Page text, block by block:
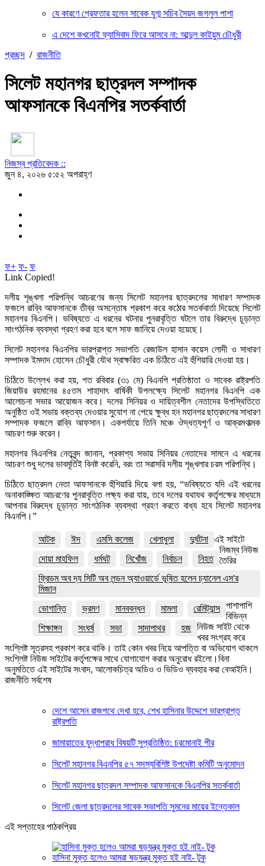
যে কারণে গ্রেফতার হলেন সাবেক যুগ্ম সচিব সৈয়দ জগলুল পাশা
এ দেশে কখনোই ফ্যাসিবাদ ফিরে আসবে না: আব্দুল কাইয়ুম চৌধুরী
প্রচ্ছদ / রাজনীতি
সিলেট মহানগর ছাত্রদল সম্পাদক
আফসানকে বিএনপির সতর্কবার্তা
নিজস্ব প্রতিবেদক ::
জুন ৪, ২০২৬ ৫:৫২ অপরাহ্ণ
ফ+ ফ- ফ
Link Copied!
দলীয় শৃঙ্খলা পরিপন্থি আচরণের জন্য সিলেট মহানগর ছাত্রদলের সাধারণ সম্পাদক
ফজলে রাব্বি আফসানকে তীব্র অসন্তোষ প্রকাশ করে কঠোর সতর্কবার্তা দিয়েছে সিলেট
মহানগর বিএনপি। ভবিষ্যতে এ ধরনের ঘটনার পুনরাবৃত্তি ঘটলে তার বিরুদ্ধে চূড়ান্ত
সাংগঠনিক ব্যবস্থা গ্রহণ করা হবে বলে সাফ জানিয়ে দেওয়া হয়েছে।
সিলেট মহানগর বিএনপির ভারপ্রাপ্ত সভাপতি রেজাউল হাসান কয়েস লোদী ও সাধারণ
সম্পাদক ইমদাদ হোসেন চৌধুরী যৌথ স্বাক্ষরিত এক চিঠিতে এই হুঁশিয়ারি দেওয়া হয়।
চিঠিতে উল্লেখ করা হয়, গত রবিবার (৩১ মে) বিএনপি প্রতিষ্ঠাতা ও সাবেক রাষ্ট্রপতি
জিয়াউর রহমানের ৪৫তম শাহাদাৎ বার্ষিকী উপলক্ষ্যে সিলেট মহানগর বিএনপি এক
আলোচনা সভার আয়োজন করে। দলের সিনিয়র ও দায়িত্বশীল নেতাদের উপস্থিতিতে
অনুষ্ঠিত ওই সভায় বক্তব্য দেওয়ার সুযোগ না পেয়ে ক্ষুব্ধ হন মহানগর ছাত্রদলের সাধারণ
সম্পাদক ফজলে রাব্বি আফসান। একপর্যায়ে তিনি মঞ্চে ঔদ্ধত্যপূর্ণ ও আক্রমণাত্মক
আচরণ শুরু করেন।
মহানগর বিএনপির নেতৃবৃন্দ জানান, প্রকাশ্য সভায় সিনিয়র নেতাদের সামনে এ ধরনের
আচরণ শুধু দলের ভাবমূর্তিই বিনষ্ট করেনি, বরং তা সরাসরি দলীয় শৃঙ্খলার চরম পরিপন্থি।
চিঠিতে ছাত্রদল নেতা আফসানকে হুঁশিয়ারি দিয়ে বলা হয়, “ভবিষ্যতে যদি এই ধরনের
অনাকাঙ্ক্ষিত আচরণের পুনরাবৃত্তি লক্ষ্য করা যায়, তবে দলের যথাযথ কর্তৃপক্ষের মাধ্যমে
আপনার বিরুদ্ধে চূড়ান্ত সাংগঠনিক ব্যবস্থা গ্রহণ করতে বাধ্য হবে সিলেট মহানগর
বিএনপি।”
আটক ঈদ এমসি কলেজ খেলাধুলা
দুর্ঘটনা
দোয়া মাহফিল
ধর্মঘট নিখোঁজ নির্বাচন
নিহত
ফ্রিডম অব দ্য সিটি অব লন্ডন অ্যাওয়ার্ডে ভূষিত হলেন চ্যানেল এস'র
মিজান
ভোগান্তি
ভ্রমণ মানববন্ধন মামলা
রেমিট্যান্স
শিক্ষাঙ্গন
সংঘর্ষ সভা সাদাপাথর হজ
এই সাইটে
নিজম্ব নিউজ
তৈরির
পাশাপাশি
বিভিন্ন
নিউজ সাইট থেকে
খবর সংগ্রহ করে
সংশ্লিষ্ট সূত্রসহ প্রকাশ করে থাকি। তাই কোন খবর নিয়ে আপত্তি বা অভিযোগ থাকলে
সংশ্লিষ্ট নিউজ সাইটের কর্তৃপক্ষের সাথে যোগাযোগ করার অনুরোধ রইলো।বিনা
অনুমতিতে এই সাইটের সংবাদ, আলোকচিত্র অডিও ও ভিডিও ব্যবহার করা বেআইনি।
রাজনীতি সর্বশেষ
দেশে আসেন রাজপথে দেখা হবে, শেখ হাসিনার উদ্দেশে ভারপ্রাপ্ত
রাষ্ট্রপতি
জামায়াতের যুদ্ধাপরাধ বিষয়টি সুপ্রতিষ্ঠিত: চরমোনাই পীর
সিলেট মহানগর বিএনপির ৫৭ সদস্যবিশিষ্ট উপদেষ্টা কমিটি অনুমোদন
সিলেট মহানগর ছাত্রদল সম্পাদক আফসানকে বিএনপির সতর্কবার্তা
সিলেট জেলা ছাত্রদলের সাবেক সভাপতি সুমনের মায়ের ইন্তেকাল
এই সপ্তাহের পাঠকপ্রিয়
হাসিনা মুক্ত হলেও আমরা ষড়যন্ত্র মুক্ত হই নাই- টুকু